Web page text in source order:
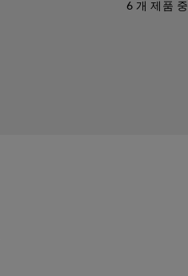
6 개 제품 중